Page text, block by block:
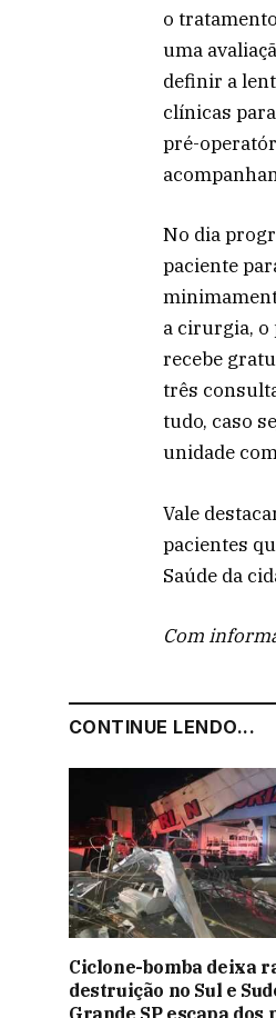
o
uma
definir a
clínicas
pré-
No dia
paciente
a cirurgia, o
recebe
três
tudo, caso
unidade
Vale
pacientes
Saúde da
Com
CONTINUE LENDO...
Ciclone-bomba deixa
destruição no Sul e